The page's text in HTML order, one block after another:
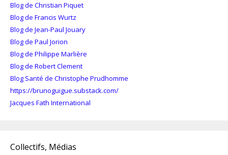
Blog de Christian Piquet
Blog de Francis Wurtz
Blog de Jean-Paul Jouary
Blog de Paul Jorion
Blog de Philippe Marlière
Blog de Robert Clement
Blog Santé de Christophe Prudhomme
https://brunoguigue.substack.com/
Jacques Fath International
Collectifs, Médias